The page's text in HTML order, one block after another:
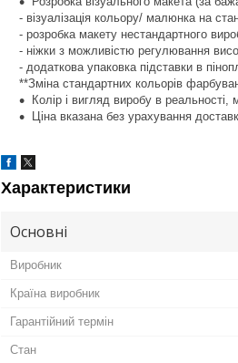
- візуалізація кольору/ малюнка на
- розробка макету нестандартного
- ніжки з можливістю регулювання
- додаткова упаковка підставки в
**Зміна стандартних кольорів
Колір і вигляд виробу в
Ціна вказана без урахування
Характеристики
Основні
Виробник
Країна виробник
Гарантійний термін
Стан